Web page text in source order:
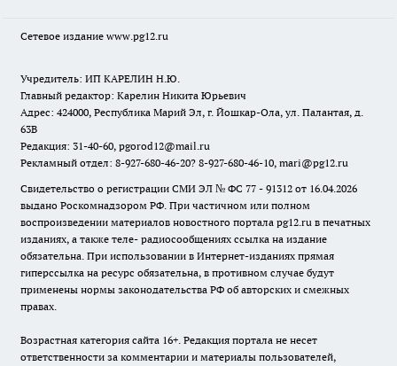
Сетевое издание www.pg12.ru
Учредитель: ИП КАРЕЛИН Н.Ю.
Главный редактор: Карелин Никита Юрьевич
Адрес: 424000, Республика Марий Эл, г. Йошкар-Ола, ул. Палантая, д.
63В
Редакция: 31-40-60, pgorod12@mail.ru
Рекламный отдел: 8-927-680-46-20? 8-927-680-46-10, mari@pg12.ru
Свидетельство о регистрации СМИ ЭЛ № ФС 77 - 91312 от 16.04.2026
выдано Роскомнадзором РФ. При частичном или полном
воспроизведении материалов новостного портала pg12.ru в печатных
изданиях, а также теле- радиосообщениях ссылка на издание
обязательна. При использовании в Интернет-изданиях прямая
гиперссылка на ресурс обязательна, в противном случае будут
применены нормы законодательства РФ об авторских и смежных
правах.
Возрастная категория сайта 16+. Редакция портала не несет
ответственности за комментарии и материалы пользователей,